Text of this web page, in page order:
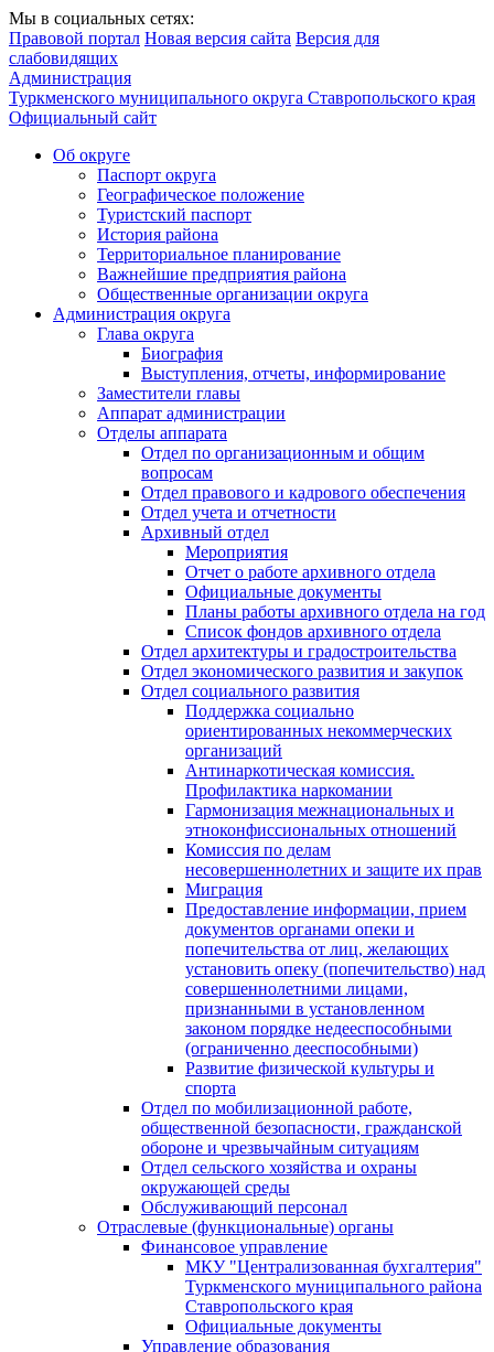
Мы в социальных сетях:
Правовой портал Новая версия сайта Версия для
слабовидящих
Администрация
Туркменского муниципального округа Ставропольского края
Официальный сайт
Об округе
Паспорт округа
Географическое положение
Туристский паспорт
История района
Территориальное планирование
Важнейшие предприятия района
Общественные организации округа
Администрация округа
Глава округа
Биография
Выступления, отчеты, информирование
Заместители главы
Аппарат администрации
Отделы аппарата
Отдел по организационным и общим
вопросам
Отдел правового и кадрового обеспечения
Отдел учета и отчетности
Архивный отдел
Мероприятия
Отчет о работе архивного отдела
Официальные документы
Планы работы архивного отдела на год
Список фондов архивного отдела
Отдел архитектуры и градостроительства
Отдел экономического развития и закупок
Отдел социального развития
Поддержка социально
ориентированных некоммерческих
организаций
Антинаркотическая комиссия.
Профилактика наркомании
Гармонизация межнациональных и
этноконфиссиональных отношений
Комиссия по делам
несовершеннолетних и защите их прав
Миграция
Предоставление информации, прием
документов органами опеки и
попечительства от лиц, желающих
установить опеку (попечительство) над
совершеннолетними лицами,
признанными в установленном
законом порядке недееспособными
(ограниченно дееспособными)
Развитие физической культуры и
спорта
Отдел по мобилизационной работе,
общественной безопасности, гражданской
оборонe и чрезвычайным ситуациям
Отдел сельского хозяйства и охраны
окружающей среды
Обслуживающий персонал
Отраслевые (функциональные) органы
Финансовое управление
МКУ "Централизованная бухгалтерия"
Туркменского муниципального района
Ставропольского края
Официальные документы
Управление образования